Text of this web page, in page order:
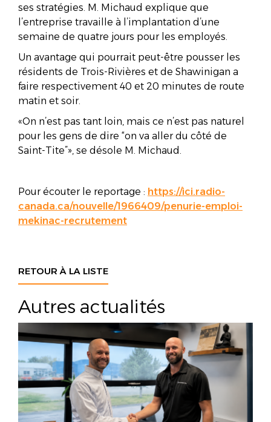
ses stratégies. M. Michaud explique que
l’entreprise travaille à l’implantation d’une
semaine de quatre jours pour les employés.
Un avantage qui pourrait peut-être pousser les
résidents de Trois-Rivières et de Shawinigan a
faire respectivement 40 et 20 minutes de route
matin et soir.
On n’est pas tant loin, mais ce n’est pas naturel
pour les gens de dire “on va aller du côté de
Saint-Tite” , se désole M. Michaud.
Pour écouter le reportage : https://ici.radio-
canada.ca/nouvelle/1966409/penurie-emploi-
mekinac-recrutement
RETOUR À LA LISTE
Autres actualités